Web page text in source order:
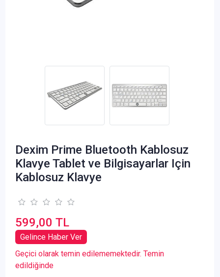
Dexim Prime Bluetooth Kablosuz
Klavye Tablet ve Bilgisayarlar Için
Kablosuz Klavye
599,00 TL
Gelince Haber Ver
Geçici olarak temin edilememektedir. Temin
edildiğinde